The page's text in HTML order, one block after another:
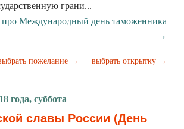
грани...
про Международный день таможенника
→
выбрать открытку →
пожелание →
года, суббота
славы России (День